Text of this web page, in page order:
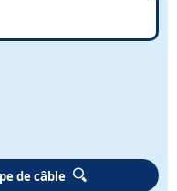
de câble